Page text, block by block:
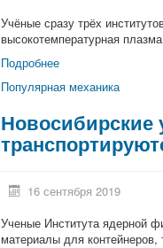
Учёные сразу трёх
высокотемпературная
Подробнее
Популярная механика
Новосибирские
16 сентября 2019
Ученые Института ядерной
материалы для